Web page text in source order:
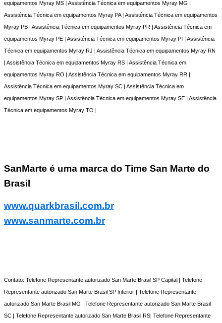
equipamentos Myray MS | Assistência Técnica em equipamentos Myray MG |
Assistência Técnica em equipamentos Myray PA | Assistência Técnica em equipamentos
Myray PB | Assistência Técnica em equipamentos Myray PR | Assistência Técnica em
equipamentos Myray PE | Assistência Técnica em equipamentos Myray PI | Assistência
Técnica em equipamentos Myray RJ | Assistência Técnica em equipamentos Myray RN
| Assistência Técnica em equipamentos Myray RS | Assistência Técnica em
equipamentos Myray RO | Assistência Técnica em equipamentos Myray RR |
Assistência Técnica em equipamentos Myray SC | Assistência Técnica em
equipamentos Myray SP | Assistência Técnica em equipamentos Myray SE | Assistência
Técnica em equipamentos Myray TO |
SanMarte é uma marca do Time San Marte do
Brasil
www.quarkbrasil.com.br
www.sanmarte.com.br
Contato: Telefone Representante autorizado San Marte Brasil SP Capital | Telefone
Representante autorizado San Marte Brasil SP Interior | Telefone Representante
autorizado San Marte Brasil MG | Telefone Representante autorizado San Marte Brasil
SC | Telefone Representante autorizado San Marte Brasil RS| Telefone Representante